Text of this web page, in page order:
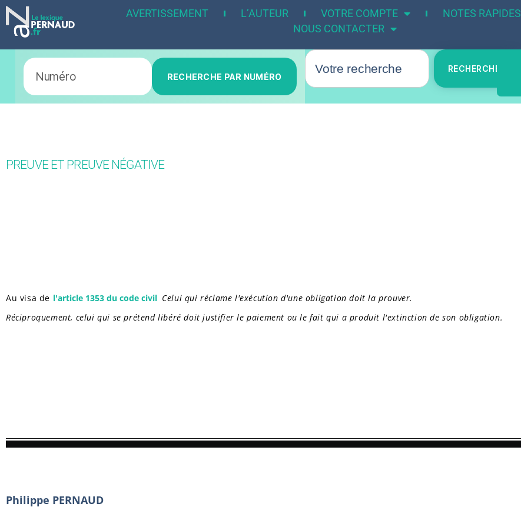
AVERTISSEMENT L’AUTEUR VOTRE COMPTE
NOTES RAPIDES
NOUS CONTACTER
RECHERCHE PAR NUMÉRO
RECHERCHER
PREUVE ET PREUVE NÉGATIVE
Au visa de l'article 1353 du code civil Celui qui réclame l'exécution d'une obligation doit la prouver.
Réciproquement, celui qui se prétend libéré doit justifier le paiement ou le fait qui a produit l'extinction de son obligation.
Philippe PERNAUD